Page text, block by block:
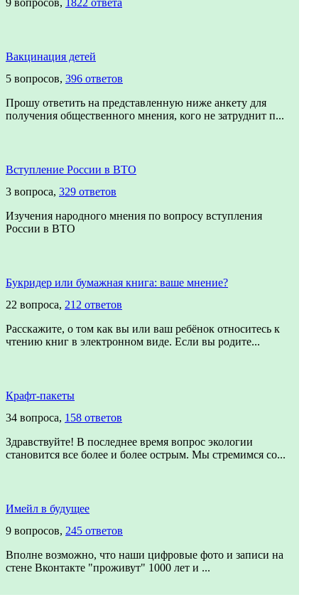
9 вопросов, 1822 ответа
Вакцинация детей
5 вопросов, 396 ответов
Прошу ответить на представленную ниже анкету для
получения общественного мнения, кого не затруднит п...
Вступление России в ВТО
3 вопроса, 329 ответов
Изучения народного мнения по вопросу вступления
России в ВТО
Букридер или бумажная книга: ваше мнение?
22 вопроса, 212 ответов
Расскажите, о том как вы или ваш ребёнок относитесь к
чтению книг в электронном виде. Если вы родите...
Крафт-пакеты
34 вопроса, 158 ответов
Здравствуйте! В последнее время вопрос экологии
становится все более и более острым. Мы стремимся со...
Имейл в будущее
9 вопросов, 245 ответов
Вполне возможно, что наши цифровые фото и записи на
стене Вконтакте "проживут" 1000 лет и ...